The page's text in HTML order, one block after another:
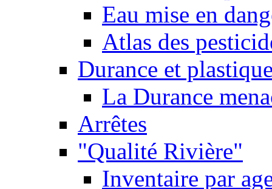
Eau mise en
Atlas des
Durance et
La Durance
Arrêtes
"Qualité Rivière"
Inventaire par